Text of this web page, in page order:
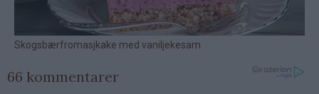
66 kommentarer